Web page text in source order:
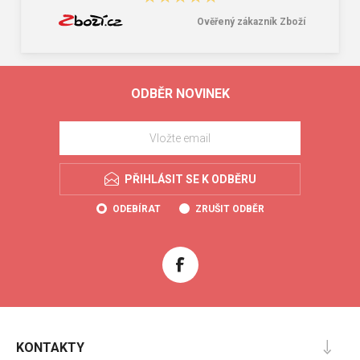
Ověřený zákazník Zboží
ODBĚR NOVINEK
PŘIHLÁSIT SE K ODBĚRU
ODEBÍRAT ZRUŠIT ODBĚR
KONTAKTY